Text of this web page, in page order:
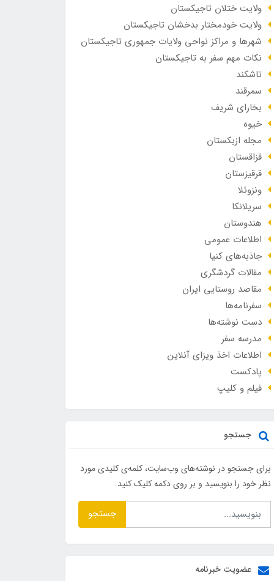
ولایت ختلان تاجیکستان
ولایت خودمختار بدخشان تاجیکستان
شهرها و مراکز نواحی ولایات جمهوری تاجیکستان
نکات مهم سفر به تاجیکستان
تاشکند
سمرقند
بخارای شریف
خیوه
مجله ازبکستان
قزاقستان
قرقیزستان
ونزوئلا
سریلانکا
هندوستان
اطلاعات عمومی
جاذبه‌های کنیا
مقالات گردشگری
مقاصد روستایی ایران
سفرنامه‌ها
دست نوشته‌ها
مدرسه سفر
اطلاعات اخذ ویزای آنلاین
پادکست
فیلم و کلیپ
جستجو
برای جستجو در نوشته‌های وب‌سایت، کلمه‌ی کلیدی مورد
نظر خود را بنویسید و بر روی دکمه کلیک کنید.
جستجو
عضویت خبرنامه